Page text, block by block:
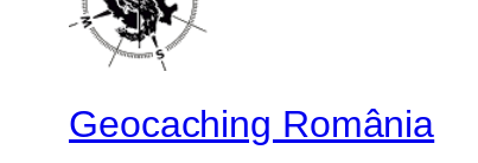
Geocaching România